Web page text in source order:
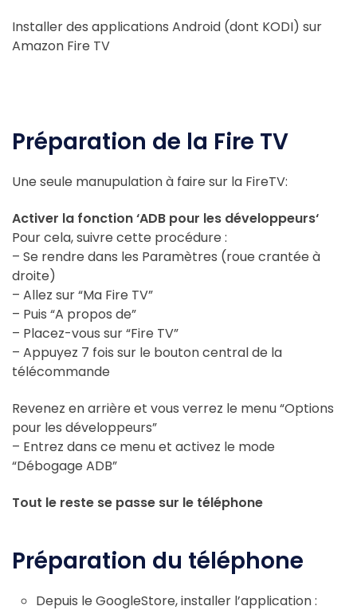
Installer des applications Android (dont KODI) sur
Amazon Fire TV
Préparation de la Fire TV
Une seule manupulation à faire sur la FireTV:
Activer la fonction ‘ADB pour les développeurs‘
Pour cela, suivre cette procédure :
– Se rendre dans les Paramètres (roue crantée à
droite)
– Allez sur “Ma Fire TV”
– Puis “A propos de”
– Placez-vous sur “Fire TV”
– Appuyez 7 fois sur le bouton central de la
télécommande
Revenez en arrière et vous verrez le menu “Options
pour les développeurs”
– Entrez dans ce menu et activez le mode
“Débogage ADB”
Tout le reste se passe sur le téléphone
Préparation du téléphone
Depuis le GoogleStore, installer l’application :